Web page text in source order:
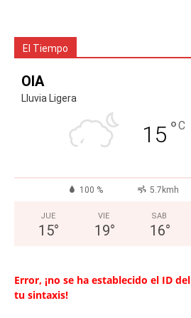
El Tiempo
OIA
Lluvia Ligera
15 °C
100 % 5.7kmh
JUE
15°
VIE
19°
SAB
16°
Error, ¡no se ha establecido el ID
tu sintaxis!